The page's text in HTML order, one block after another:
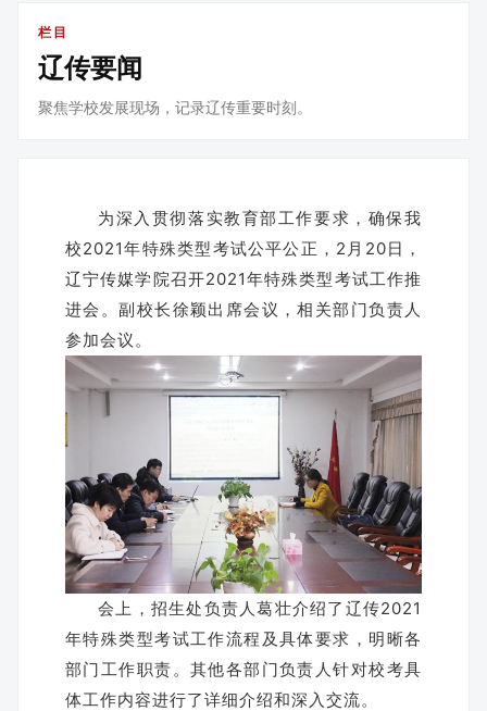
栏目
辽传要闻
聚焦学校发展现场，记录辽传重要时刻。
为深入贯彻落实教育部工作要求，确保我
校2021年特殊类型考试公平公正，2月20日，
辽宁传媒学院召开2021年特殊类型考试工作推
进会。副校长徐颖出席会议，相关部门负责人
参加会议。
会上，招生处负责人葛壮介绍了辽传2021
年特殊类型考试工作流程及具体要求，明晰各
部门工作职责。其他各部门负责人针对校考具
体工作内容进行了详细介绍和深入交流。